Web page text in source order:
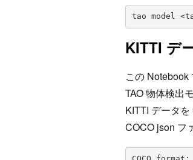
tao model
KITTI デ
この Notebook
TAO 物体検出
KITTI データ
COCO json フ